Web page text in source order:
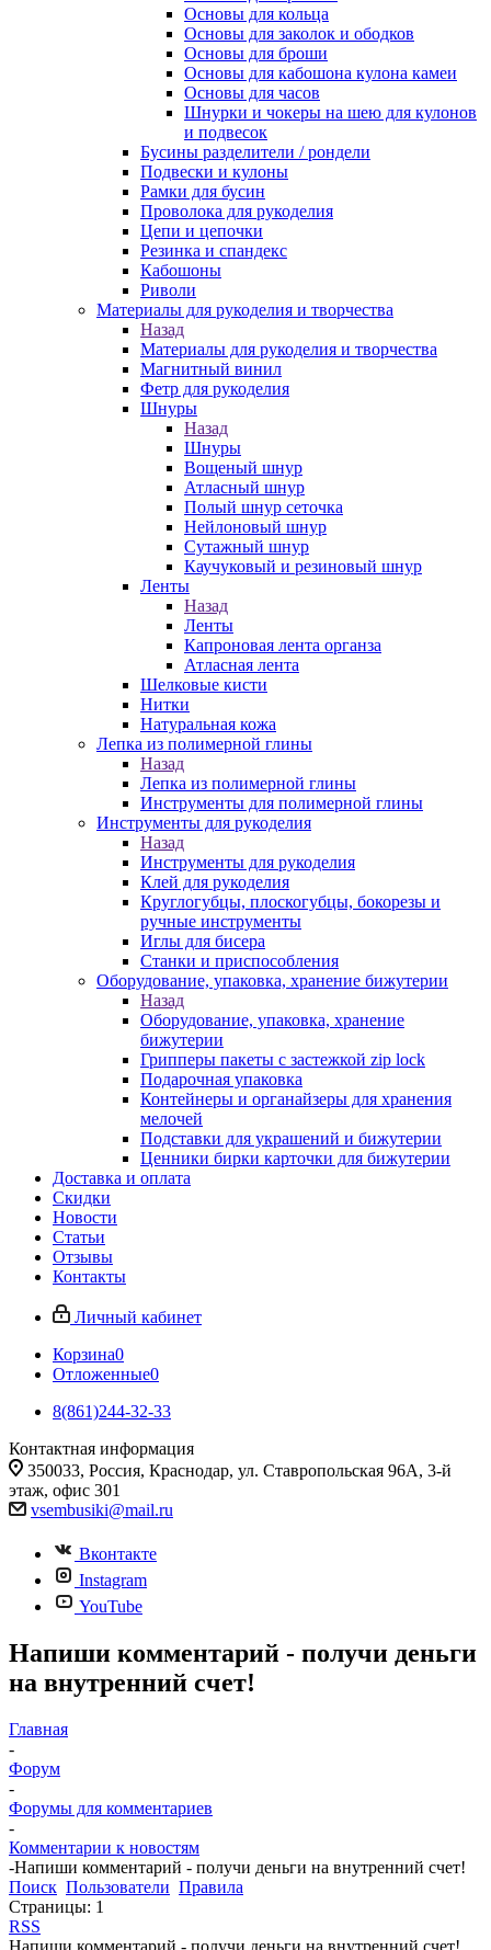
Основы для кольца
Основы для заколок и ободков
Основы для броши
Основы для кабошона кулона камеи
Основы для часов
Шнурки и чокеры на шею для кулонов
и подвесок
Бусины разделители / рондели
Подвески и кулоны
Рамки для бусин
Проволока для рукоделия
Цепи и цепочки
Резинка и спандекс
Кабошоны
Риволи
Материалы для рукоделия и творчества
Назад
Материалы для рукоделия и творчества
Магнитный винил
Фетр для рукоделия
Шнуры
Назад
Шнуры
Вощеный шнур
Атласный шнур
Полый шнур сеточка
Нейлоновый шнур
Сутажный шнур
Каучуковый и резиновый шнур
Ленты
Назад
Ленты
Капроновая лента органза
Атласная лента
Шелковые кисти
Нитки
Натуральная кожа
Лепка из полимерной глины
Назад
Лепка из полимерной глины
Инструменты для полимерной глины
Инструменты для рукоделия
Назад
Инструменты для рукоделия
Клей для рукоделия
Круглогубцы, плоскогубцы, бокорезы и
ручные инструменты
Иглы для бисера
Станки и приспособления
Оборудование, упаковка, хранение бижутерии
Назад
Оборудование, упаковка, хранение
бижутерии
Грипперы пакеты с застежкой zip lock
Подарочная упаковка
Контейнеры и органайзеры для хранения
мелочей
Подставки для украшений и бижутерии
Ценники бирки карточки для бижутерии
Доставка и оплата
Скидки
Новости
Статьи
Отзывы
Контакты
Личный кабинет
Корзина0
Отложенные0
8(861)244-32-33
Контактная информация
350033, Россия, Краснодар, ул. Ставропольская 96А, 3-й
этаж, офис 301
vsembusiki@mail.ru
Вконтакте
Instagram
YouTube
Напиши комментарий - получи деньги
на внутренний счет!
Главная
-
Форум
-
Форумы для комментариев
-
Комментарии к новостям
-Напиши комментарий - получи деньги на внутренний счет!
Поиск Пользователи Правила
Страницы: 1
RSS
Напиши комментарий - получи деньги на внутренний счет!